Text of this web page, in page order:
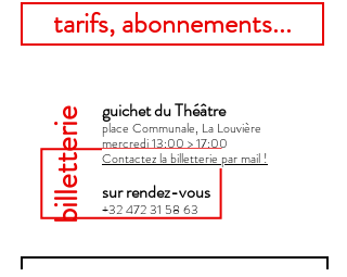
tarifs, abonnements...
billetterie guichet du Théâtre
place Communale, La Louvière
mercredi 13:00 > 17:00​
Contactez la billetterie par mail !
sur rendez-vous
+32 472 31 58 63